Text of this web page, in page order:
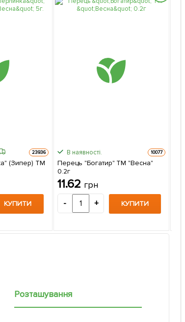
23936
(Зипер) ТМ
КУПИТИ
В наявності. 10077
Перець "Богатир" ТМ "Весна"
0.2г
11.62 грн
- + КУПИТИ
Розташування